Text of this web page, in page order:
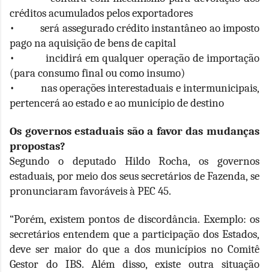
créditos acumulados pelos exportadores
• será assegurado crédito instantâneo ao imposto
pago na aquisição de bens de capital
• incidirá em qualquer operação de importação
(para consumo final ou como insumo)
• nas operações interestaduais e intermunicipais,
pertencerá ao estado e ao município de destino
Os governos estaduais são a favor das mudanças
propostas?
Segundo o deputado Hildo Rocha, os governos
estaduais, por meio dos seus secretários de Fazenda, se
pronunciaram favoráveis à PEC 45.
“Porém, existem pontos de discordância. Exemplo: os
secretários entendem que a participação dos Estados,
deve ser maior do que a dos municípios no Comitê
Gestor do IBS. Além disso, existe outra situação